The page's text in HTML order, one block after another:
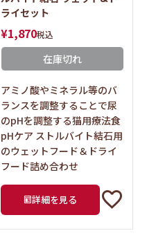
ライセット
¥1,870税込
在庫切れ
アミノ酸やミネラル等のバ
ランスを調整することで尿
のpHを調整する猫用療法食
pHケア ストルバイト結石用
のウェットフード＆ドライ
フード詰め合わせ
詳細を見る